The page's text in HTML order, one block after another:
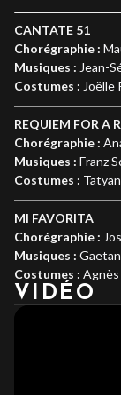
CANTATE 51
Chorégraphie :
Musiques : Jean-
Costumes : Joëlle
REQUIEM FOR A
Chorégraphie :
Musiques : Franz
Costumes :
MI FAVORITA
Chorégraphie :
Musiques :
Costumes :
VIDÉO